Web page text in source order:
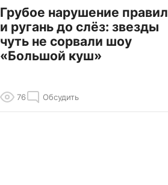
Грубое нарушение правил
и ругань до слёз: звезды
чуть не сорвали шоу
«Большой куш»
76 Обсудить